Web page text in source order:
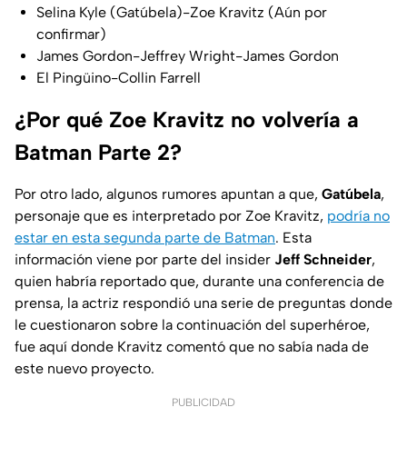
Selina Kyle (Gatúbela)-Zoe Kravitz (Aún por
confirmar)
James Gordon-Jeffrey Wright-James Gordon
El Pingüino-Collin Farrell
¿Por qué Zoe Kravitz no volvería a
Batman Parte 2?
Por otro lado, algunos rumores apuntan a que, Gatúbela,
personaje que es interpretado por Zoe Kravitz, podría no
estar en esta segunda parte de Batman. Esta
información viene por parte del insider Jeff Schneider,
quien habría reportado que, durante una conferencia de
prensa, la actriz respondió una serie de preguntas donde
le cuestionaron sobre la continuación del superhéroe,
fue aquí donde Kravitz comentó que no sabía nada de
este nuevo proyecto.
PUBLICIDAD